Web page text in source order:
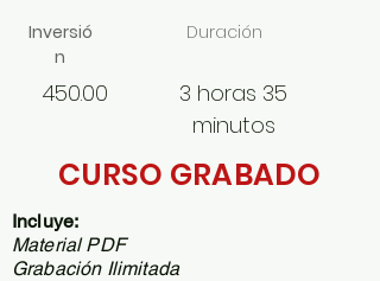
Inversió
n
450.00
Duración
3 horas 35
minutos
CURSO GRABADO
Incluye:
Material PDF
Grabación Ilimitada